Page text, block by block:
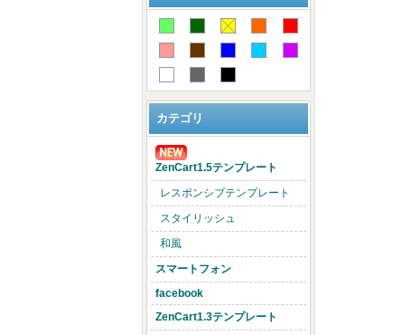
カテゴリ
ZenCart1.5テンプレート
レスポンシブテンプレート
スタイリッシュ
和風
スマートフォン
facebook
ZenCart1.3テンプレート